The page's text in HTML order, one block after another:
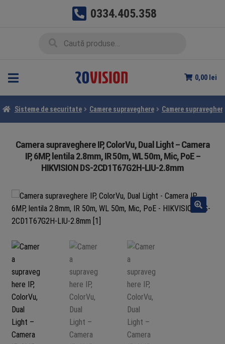
0334.405.358
0,00 lei
Sisteme de securitate Camere supraveghere Camere
Camera supraveghere IP, ColorVu, Dual Light – Camera
IP, 6MP, lentila 2.8mm, IR 50m, WL 50m, Mic, PoE –
HIKVISION DS-2CD1T67G2H-LIU-2.8mm